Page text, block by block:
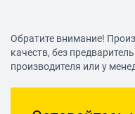
Обратите внимание!
качеств, без
производителя или у